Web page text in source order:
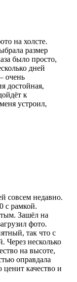
на холсте.
размер
было просто,
дней
очень
достойная,
к
устроил,
совсем недавно.
с рамкой.
Зашёл на
фото.
так что с
Через несколько
на высоте,
оправдала
качество и